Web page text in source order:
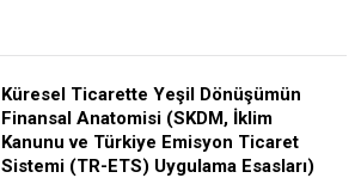
Küresel Ticarette Yeşil Dönüşümün
Finansal Anatomisi (SKDM, İklim
Kanunu ve Türkiye Emisyon Ticaret
Sistemi (TR-ETS) Uygulama Esasları)